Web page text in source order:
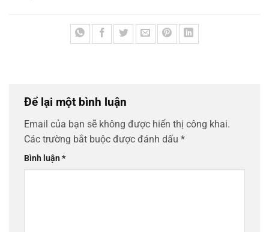
Để lại một bình luận
Email của bạn sẽ không được hiển thị công khai.
Các trường bắt buộc được đánh dấu *
Bình luận*